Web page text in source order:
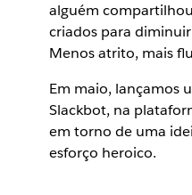
alguém
criados para
Menos atrito, mais
Em maio, lançamos
Slackbot, na
em torno de uma
esforço heroico.